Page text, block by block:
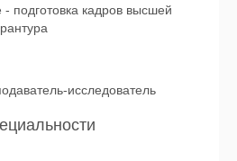
подготовка кадров высшей
исследователь